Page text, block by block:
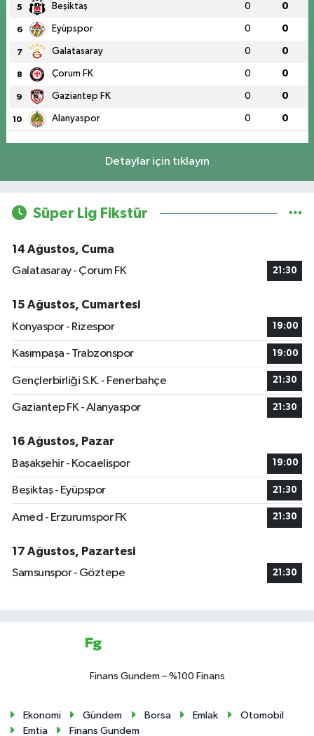
5 Beşiktaş 0 0
6 Eyüpspor 0 0
7 Galatasaray 0 0
8 Çorum FK 0 0
9 Gaziantep FK 0 0
10 Alanyaspor 0 0
Detaylar için tıklayın
Süper Lig Fikstür
14 Ağustos, Cuma
Galatasaray - Çorum FK
21:30
15 Ağustos, Cumartesi
Konyaspor - Rizespor
19:00
Kasımpaşa - Trabzonspor 19:00
Gençlerbirliği S.K. - Fenerbahçe 21:30
Gaziantep FK - Alanyaspor 21:30
16 Ağustos, Pazar
Başakşehir - Kocaelispor
19:00
Beşiktaş - Eyüpspor 21:30
Amed - Erzurumspor FK 21:30
17 Ağustos, Pazartesi
Samsunspor - Göztepe
21:30
Finans Gundem – %100 Finans
Ekonomi Gündem Borsa Emlak
Otomobil
Emtia
Finans Gundem